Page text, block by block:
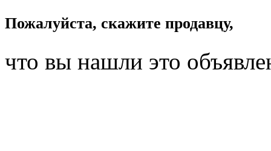
Пожалуйста, скажите продавцу,
что вы нашли это